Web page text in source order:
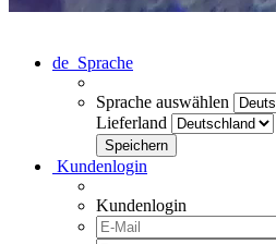
de Sprache
Sprache auswählen
Lieferland
Kundenlogin
Kundenlogin